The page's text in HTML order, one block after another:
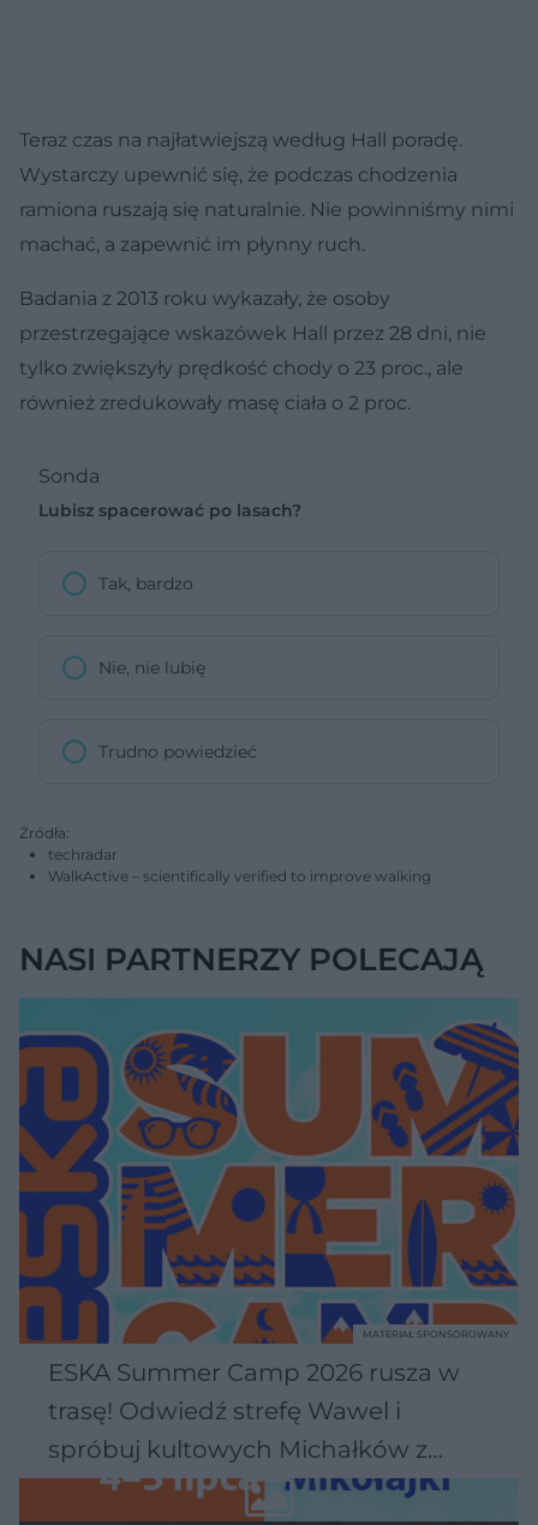
Teraz czas na najłatwiejszą według Hall poradę.
Wystarczy upewnić się, że podczas chodzenia
ramiona ruszają się naturalnie. Nie powinniśmy nimi
machać, a zapewnić im płynny ruch.
Badania z 2013 roku wykazały, że osoby
przestrzegające wskazówek Hall przez 28 dni, nie
tylko zwiększyły prędkość chody o 23 proc., ale
również zredukowały masę ciała o 2 proc.
Sonda
Lubisz spacerować po lasach?
Tak, bardzo
Nie, nie lubię
Trudno powiedzieć
Żródła:
techradar
WalkActive – scientifically verified to improve walking
NASI PARTNERZY POLECAJĄ
ESKA Summer Camp 2026 rusza w
trasę! Odwiedź strefę Wawel i
spróbuj kultowych Michałków z
Wawelu
MATERIAŁ SPONSOROWANY